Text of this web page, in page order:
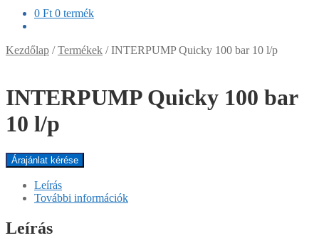
0 Ft 0 termék
Kezdőlap /Termékek /INTERPUMP Quicky 100 bar 10 l/p
INTERPUMP Quicky 100 bar
10 l/p
Árajánlat kérése
Leírás
További információk
Leírás